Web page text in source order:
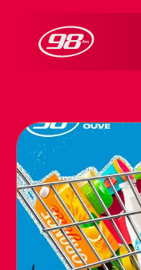
98FM